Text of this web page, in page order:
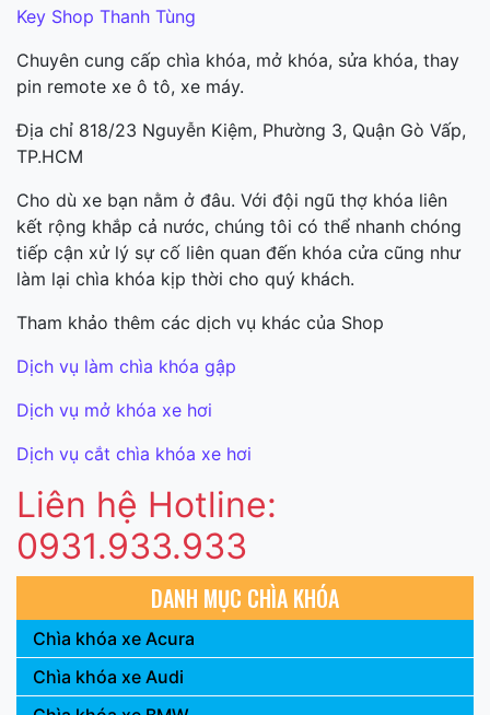
Key Shop Thanh Tùng
Chuyên cung cấp chìa khóa, mở khóa, sửa khóa, thay
pin remote xe ô tô, xe máy.
Địa chỉ 818/23 Nguyễn Kiệm, Phường 3, Quận Gò Vấp,
TP.HCM
Cho dù xe bạn nằm ở đâu. Với đội ngũ thợ khóa liên
kết rộng khắp cả nước, chúng tôi có thể nhanh chóng
tiếp cận xử lý sự cố liên quan đến khóa cửa cũng như
làm lại chìa khóa kịp thời cho quý khách.
Tham khảo thêm các dịch vụ khác của Shop
Dịch vụ làm chìa khóa gập
Dịch vụ mở khóa xe hơi
Dịch vụ cắt chìa khóa xe hơi
Liên hệ Hotline:
0931.933.933
DANH MỤC CHÌA KHÓA
Chìa khóa xe Acura
Chìa khóa xe Audi